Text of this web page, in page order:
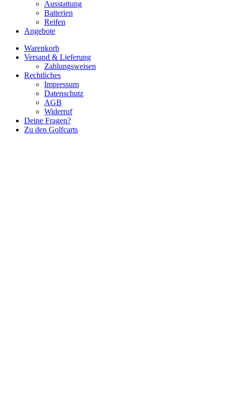
Ausstattung
Batterien
Reifen
Angebote
Warenkorb
Versand & Lieferung
Zahlungsweisen
Rechtliches
Impressum
Datenschutz
AGB
Widerruf
Deine Fragen?
Zu den Golfcarts